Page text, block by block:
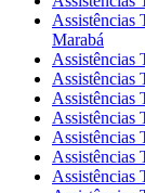
Assistências
Marabá
Assistências
Assistências
Assistências
Assistências
Assistências
Assistências
Assistências